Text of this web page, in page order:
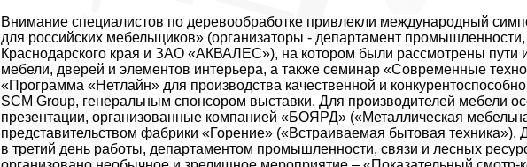
Внимание специалистов по деревообработке привлекли международный
для российских мебельщиков» (организаторы - департамент
Краснодарского края и ЗАО «АКВАЛЕС»), на котором были рассмотрены пути
мебели, дверей и элементов интерьера, а также семинар «Современные
«Программа «Нетлайн» для производства качественной и
SCM Group, генеральным спонсором выставки. Для производителей мебели
презентации, организованные компанией «БОЯРД» («Металлическая
представительством фабрики «Горение» («Встраиваемая бытовая
в третий день работы, департаментом промышленности, связи и лесных